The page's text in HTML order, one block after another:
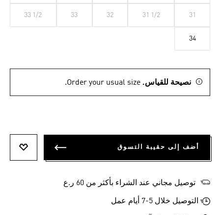
31
31 1/2
32
33
33 1/2
34
نصيحة للقياس. Order your usual size.
أضف إلى حقيبة التسوق
توصيل مجاني عند الشراء بأكثر من 60 ر.ع
التوصيل خلال 5-7 أيام عمل